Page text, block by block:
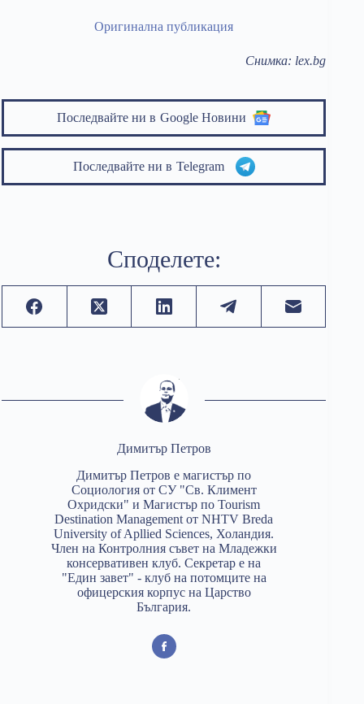
Оригинална публикация
Снимка: lex.bg
Последвайте ни в Google Новини
Последвайте ни в Telegram
Споделете:
Димитър Петров
Димитър Петров е магистър по
Социология от СУ "Св. Климент
Охридски" и Магистър по Tourism
Destination Management от NHTV Breda
University of Apllied Sciences, Холандия.
Член на Контролния съвет на Младежки
консервативен клуб. Секретар е на
"Един завет" - клуб на потомците на
офицерския корпус на Царство
България.